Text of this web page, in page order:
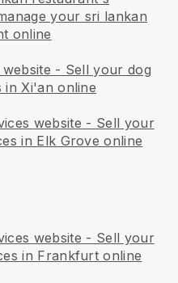
your sri lankan
online
- Sell your dog
in Xi'an online
website - Sell your
in Elk Grove online
website - Sell your
in Frankfurt online